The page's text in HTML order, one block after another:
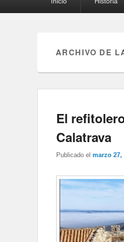
ARCHIVO DE
El
Calatrava
Publicado el marzo 27,